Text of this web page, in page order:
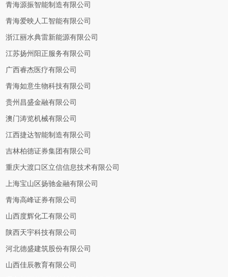
青海源振智能制造有限公司
青海爱映人工智能有限公司
浙江丽水典雷新能源有限公司
江苏扬州阳正服务有限公司
广西睿杰医疗有限公司
青海如意生物科技有限公司
贵州昌盛金融有限公司
澳门涛览机械有限公司
江西捷达智能制造有限公司
吉林柏德证券集团有限公司
重庆大渡口区立信信息技术有限公司
上海宝山区扬驰金融有限公司
青海高峰证券有限公司
山西度辉化工有限公司
陕西天宇科技有限公司
河北德盛建筑股份有限公司
山西佳辰教育有限公司